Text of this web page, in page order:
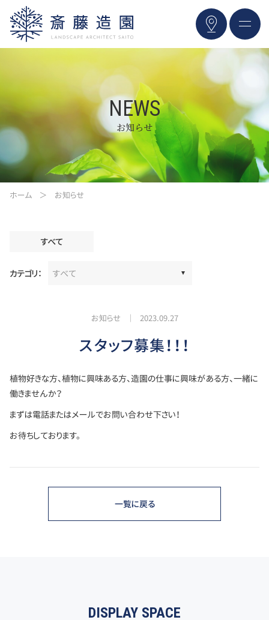
NEWS
お知らせ
ホーム お知らせ
すべて
カテゴリ：
お知らせ 2023.09.27
スタッフ募集！！！
植物好きな方、植物に興味ある方、造園の仕事に興味がある方、一緒に
働きませんか？
まずは電話またはメールでお問い合わせ下さい！
お待ちしております。
一覧に戻る
DISPLAY SPACE